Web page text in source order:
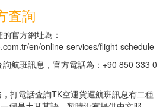
査詢
官方網址為：
en/online-services/flight-schedule
航班訊息，官方電話為：+90 850 333 0
打電話査詢TK空運貨運航班訊息有二種